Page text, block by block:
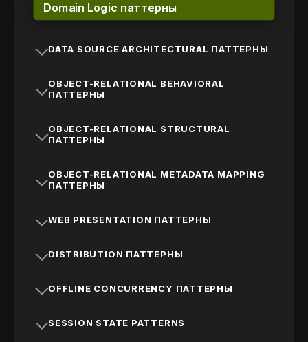
Domain Logic паттерны
DATA SOURCE ARCHITECTURAL ПАТТЕРНЫ
OBJECT-RELATIONAL BEHAVIORAL
ПАТТЕРНЫ
OBJECT-RELATIONAL STRUCTURAL
ПАТТЕРНЫ
OBJECT-RELATIONAL METADATA MAPPING
ПАТТЕРНЫ
WEB PRESENTATION ПАТТЕРНЫ
DISTRIBUTION ПАТТЕРНЫ
OFFLINE CONCURRENCY ПАТТЕРНЫ
SESSION STATE PATTERNS